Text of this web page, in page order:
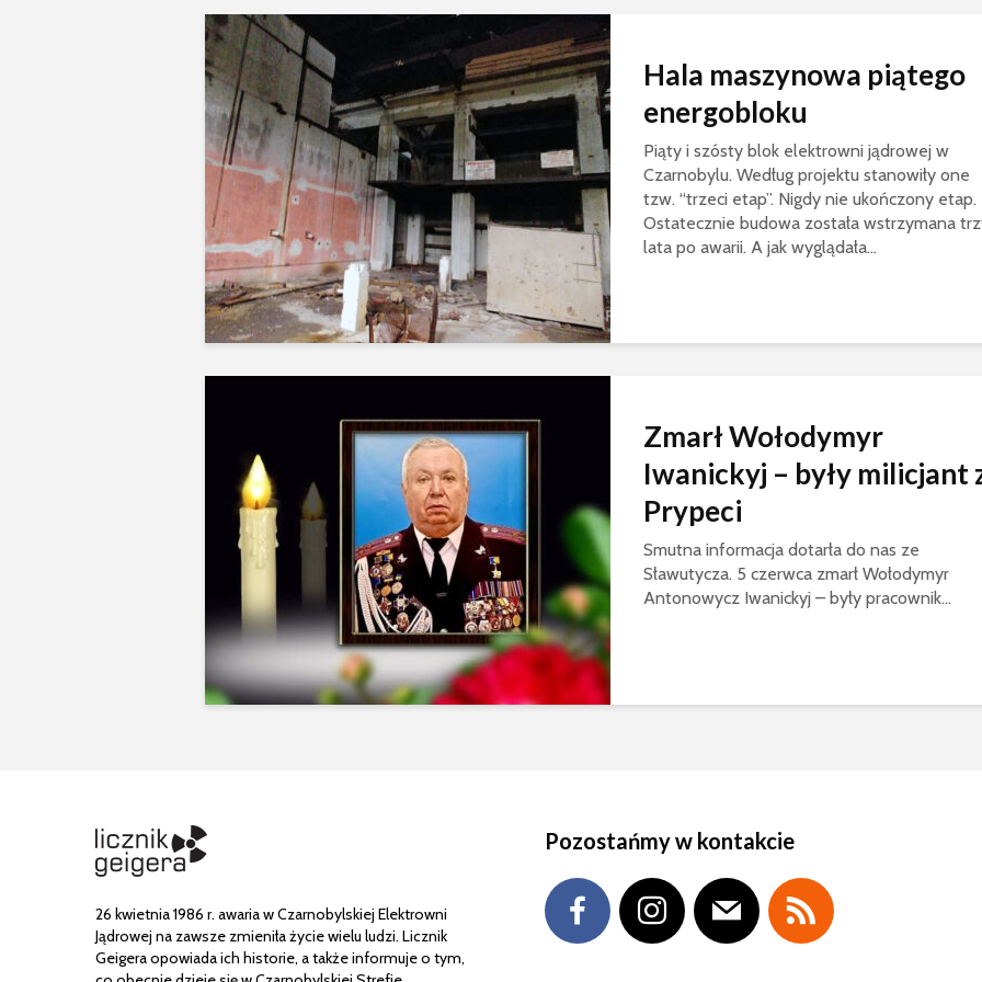
Hala maszynowa piątego
energobloku
Piąty i szósty blok elektrowni jądrowej w
Czarnobylu. Według projektu stanowiły one
tzw. “trzeci etap”. Nigdy nie ukończony etap.
Ostatecznie budowa została wstrzymana
lata po awarii. A jak wyglądała...
Zmarł Wołodymyr
Iwanickyj – były milicjant
Prypeci
Smutna informacja dotarła do nas ze
Sławutycza. 5 czerwca zmarł Wołodymyr
Antonowycz Iwanickyj – były pracownik...
26 kwietnia 1986 r. awaria w Czarnobylskiej Elektrowni
Jądrowej na zawsze zmieniła życie wielu ludzi. Licznik
Geigera opowiada ich historie, a także informuje o tym,
Pozostańmy w kontakcie